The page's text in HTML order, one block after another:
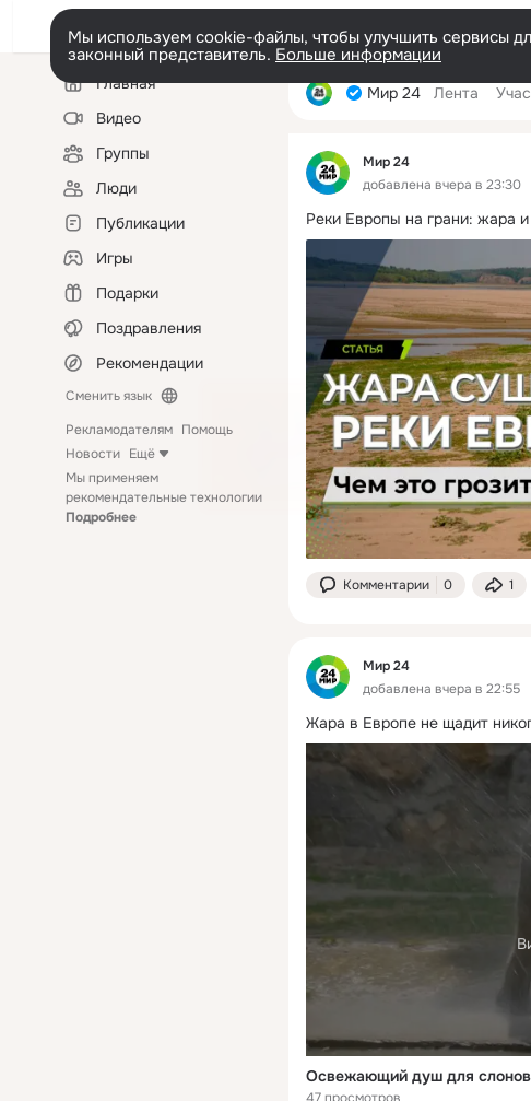
Мы используем cookie-файлы, чтобы улучшить сервисы
законный представитель. Больше информации
Левая
колонкаГлавная
Видео
Группы
Люди
Публикации
Игры
Подарки
Поздравления
Рекомендации
Сменить язык
Рекламодателям Помощь
Новости Ещё
Мы применяем
рекомендательные технологии
Подробнее
Мир 24 Лента
Мир 24
добавлена вчера в 23:30
Реки Европы на грани: жара
Комментарии 0 1
Мир 24
добавлена вчера в 22:55
Жара в Европе не щадит
Освежающий душ для слонов